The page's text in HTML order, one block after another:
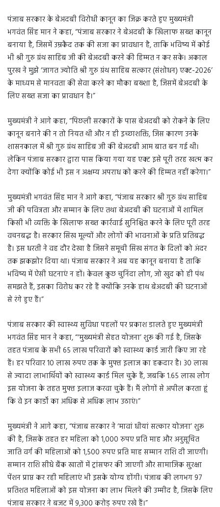
पंजाब सरकार के बेअदबी विरोधी कानून का जिक्र करते हुए मुख्यमंत्री
भगवंत सिंह मान ने कहा, “पंजाब सरकार ने बेअदबी के खिलाफ सख्त कानून
बनाया है, जिसमें उम्रकैद तक की सजा का प्रावधान है, ताकि भविष्य में कोई
भी श्री गुरु ग्रंथ साहिब जी की बेअदबी करने की हिम्मत न कर सके। अकाल
पुरख ने मुझे ‘जागत ज्योति श्री गुरु ग्रंथ साहिब सत्कार (संशोधन) एक्ट-2026’
के माध्यम से मानवता की सेवा करने का मौका बख्शा है, जिसमें बेअदबी के
लिए सख्त सजा का प्रावधान है।”
मुख्यमंत्री ने आगे कहा, “पिछली सरकारों के पास बेअदबी को रोकने के लिए
कानून बनाने की न तो नियत थी और न ही इच्छाशक्ति, जिस कारण उनके
शासनकाल में श्री गुरु ग्रंथ साहिब जी की बेअदबी आम बात बन गई थी।
लेकिन पंजाब सरकार द्वारा पास किया गया यह एक्ट इसे पूरी तरह खत्म कर
देगा क्योंकि कोई भी इस न अक्षम्य अपराध को करने की हिम्मत नहीं करेगा।”
मुख्यमंत्री भगवंत सिंह मान ने आगे कहा, “पंजाब सरकार श्री गुरु ग्रंथ साहिब
जी की पवित्रता और सम्मान के लिए तथा बेअदबी की घटनाओं में शामिल
किसी भी व्यक्ति के खिलाफ सख्त कार्रवाई सुनिश्चित करने के लिए पूरी तरह
वचनबद्ध है। सरकार सिख मूल्यों और लोगों की भावनाओं के प्रति प्रतिबद्ध
है। इस धरती ने वह दौर देखा है जिसने समूची सिख संगत के दिलों को अंदर
तक झकझोर दिया था। पंजाब सरकार ने अब यह कानून बनाया है ताकि
भविष्य में ऐसी घटनाएं न हों। केवल कुछ चुनिंदा लोग, जो खुद को ही पंथ
समझते हैं, इसका विरोध कर रहे हैं क्योंकि उनके हाथ बेअदबी की घटनाओं
से रंगे हुए हैं।”
पंजाब सरकार की स्वास्थ्य सुविधा पहलों पर प्रकाश डालते हुए मुख्यमंत्री
भगवंत सिंह मान ने कहा, “‘मुख्यमंत्री सेहत योजना’ शुरू की गई है, जिसके
तहत पंजाब के सभी 65 लाख परिवारों को स्वास्थ्य कार्ड जारी किए जा रहे
हैं। हर परिवार 10 लाख रुपए तक के मुफ्त इलाज का हकदार है। 30 लाख
से ज्यादा लाभार्थियों को स्वास्थ्य कार्ड मिल चुके हैं, जबकि 1.65 लाख लोग
इस योजना के तहत मुफ्त इलाज करवा चुके हैं। मैं लोगों से अपील करता हूं
कि वे इन कार्डों का अधिक से अधिक लाभ उठाएं।”
मुख्यमंत्री ने आगे कहा, “पंजाब सरकार ने ‘मावां धीयां सत्कार योजना’ शुरू
की है, जिसके तहत हर महिला को 1,000 रुपए प्रति माह और अनुसूचित
जाति वर्ग की महिलाओं को 1,500 रुपए प्रति माह सम्मान राशि दी जाएगी।
सम्मान राशि सीधे बैंक खातों में ट्रांसफर की जाएगी और सामाजिक सुरक्षा
पेंशन प्राप्त कर रही महिलाएं भी इसके योग्य होंगी। पंजाब की लगभग 97
प्रतिशत महिलाओं को इस योजना का लाभ मिलने की उम्मीद है, जिसके लिए
पंजाब सरकार ने बजट में 9,300 करोड़ रुपए रखे हैं।”